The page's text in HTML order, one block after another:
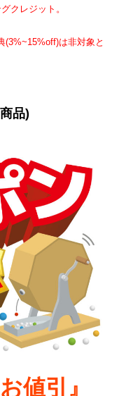
クレジット。
は非対象と
品)
値引』